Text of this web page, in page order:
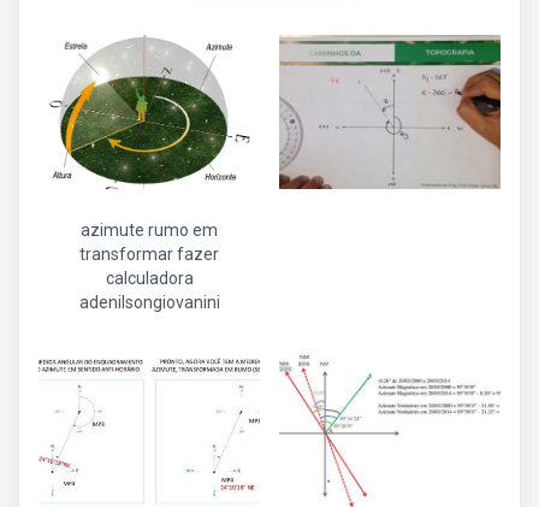
azimute rumo em
transformar fazer
calculadora
adenilsongiovanini